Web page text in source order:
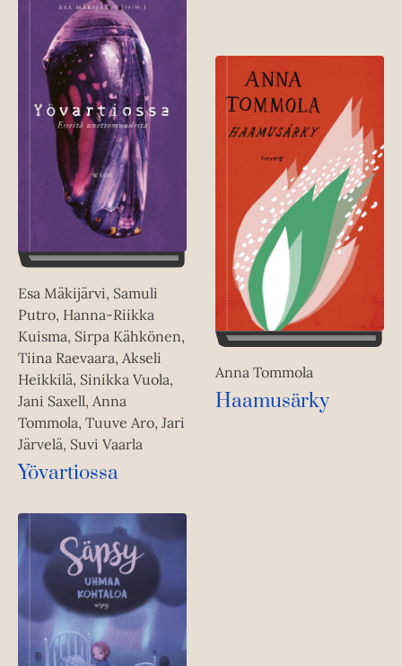
Esa Mäkijärvi, Samuli
Putro, Hanna-Riikka
Kuisma, Sirpa Kähkönen,
Tiina Raevaara, Akseli
Heikkilä, Sinikka Vuola,
Jani Saxell, Anna
Tommola, Tuuve Aro, Jari
Järvelä, Suvi Vaarla
Yövartiossa
Anna Tommola
Haamusärky